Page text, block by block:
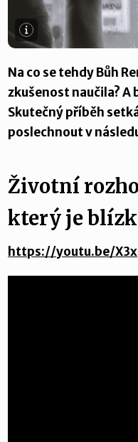
Na co se tehdy Bůh
zkušenost naučila?
Skutečný příběh
poslechnout v
Životní
který je
https://youtu.be/